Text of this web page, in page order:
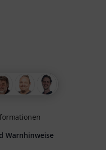
Warnhinweise